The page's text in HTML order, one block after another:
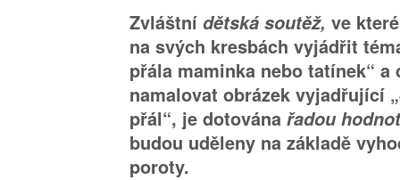
Zvláštní dětská soutěž, ve
na svých kresbách vyjádřit
přála maminka nebo tatínek“
namalovat obrázek vyjadřující
přál“, je dotována řadou
budou uděleny na základě
poroty.